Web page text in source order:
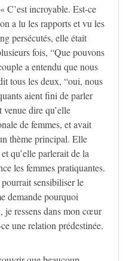
C’est incroyable. Est-ce
a lu les rapports et vu les
persécutés, elle était
fois, “Que pouvons
a entendu que nous
tous les deux, “oui, nous
aient fini de parler
dire qu’elle
de femmes, et avait
thème principal. Elle
qu’elle parlerait de la
les femmes pratiquantes.
sensibiliser le
demande pourquoi
je ressens dans mon cœur
une relation prédestinée.